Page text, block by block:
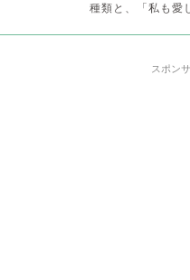
種類と、「私も愛
スポン